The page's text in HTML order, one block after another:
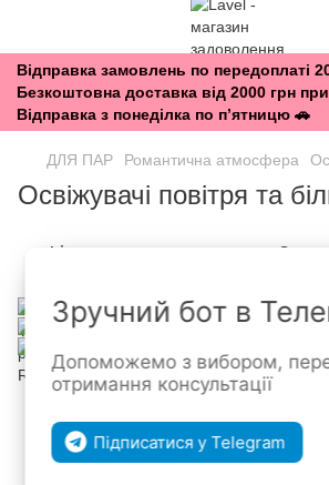
Відправка замовлень по передоплаті
Безкоштовна доставка від 2000 грн
Відправка з понеділка по п’ятницю 🚗
ДЛЯ ПАР Романтична атмосфера
Освіжувачі повітря та
Фільтр За
Зручний бот в
Допоможемо з вибором,
отримання консультації
Підписатися у Telegram